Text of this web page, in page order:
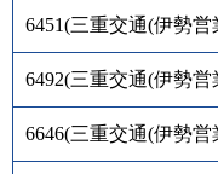
6451(三重交通(伊勢営
6492(三重交通(伊勢営
6646(三重交通(伊勢営